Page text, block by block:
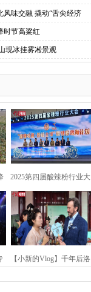
味交融 撬动“舌尖经济
时节高粱红
现冰挂雾凇景观
2025第四届酸辣粉行业大
会在河南开封举行
【小新的Vlog】千年后洛